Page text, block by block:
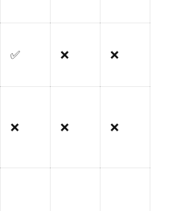
✅ ❌ ❌
❌ ❌ ❌